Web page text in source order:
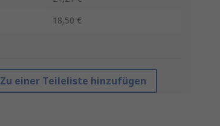
18,50 €
Zu einer Teileliste hinzufügen